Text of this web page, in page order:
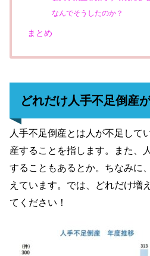
なんでそうしたのか？
まとめ
どれだけ人手不足倒産
人手不足倒産とは人が不足して
産することを指します。また、
することもあるとか。ちなみに
えています。では、どれだけ増
てください！